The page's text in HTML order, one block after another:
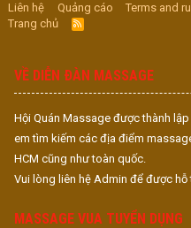
Liên hệ
Quảng cáo Terms and
Trang chủ
R
S
VỀ DIỄN ĐÀN MASSAGE
Hội Quán Massage được thành
em tìm kiếm các địa điểm
HCM cũng như toàn quốc.
Vui lòng liên hệ Admin để được hỗ
MASSAGE VUA TUYỂN DỤNG